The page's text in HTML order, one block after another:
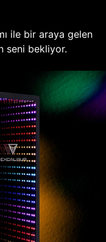
ile bir araya gelen
seni bekliyor.